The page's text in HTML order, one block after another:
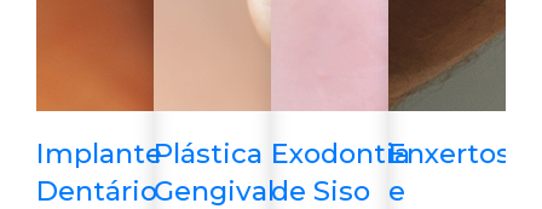
Implante
Dentário
Plástica
Gengival
Exodontia
de Siso
Enxertos
e